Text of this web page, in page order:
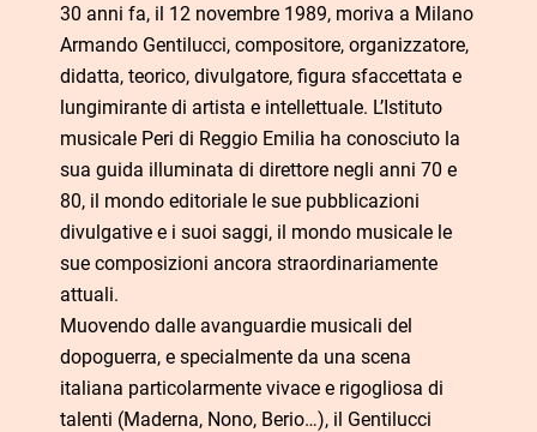
30 anni fa, il 12 novembre 1989, moriva a Milano
Armando Gentilucci, compositore, organizzatore,
didatta, teorico, divulgatore, figura sfaccettata e
lungimirante di artista e intellettuale. L’Istituto
musicale Peri di Reggio Emilia ha conosciuto la
sua guida illuminata di direttore negli anni 70 e
80, il mondo editoriale le sue pubblicazioni
divulgative e i suoi saggi, il mondo musicale le
sue composizioni ancora straordinariamente
attuali.
Muovendo dalle avanguardie musicali del
dopoguerra, e specialmente da una scena
italiana particolarmente vivace e rigogliosa di
talenti (Maderna, Nono, Berio…), il Gentilucci